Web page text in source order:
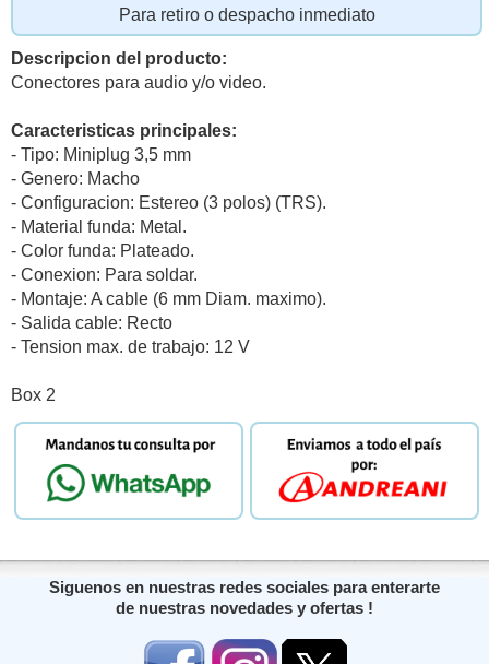
Para retiro o despacho inmediato
Descripcion del producto:
Conectores para audio y/o video.
Caracteristicas principales:
- Tipo: Miniplug 3,5 mm
- Genero: Macho
- Configuracion: Estereo (3 polos) (TRS).
- Material funda: Metal.
- Color funda: Plateado.
- Conexion: Para soldar.
- Montaje: A cable (6 mm Diam. maximo).
- Salida cable: Recto
- Tension max. de trabajo: 12 V
Box 2
Siguenos en nuestras redes sociales para enterarte
de nuestras novedades y ofertas !